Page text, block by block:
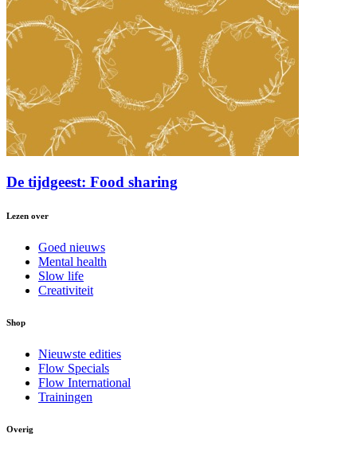
De tijdgeest: Food sharing
Lezen over
Goed nieuws
Mental health
Slow life
Creativiteit
Shop
Nieuwste edities
Flow Specials
Flow International
Trainingen
Overig